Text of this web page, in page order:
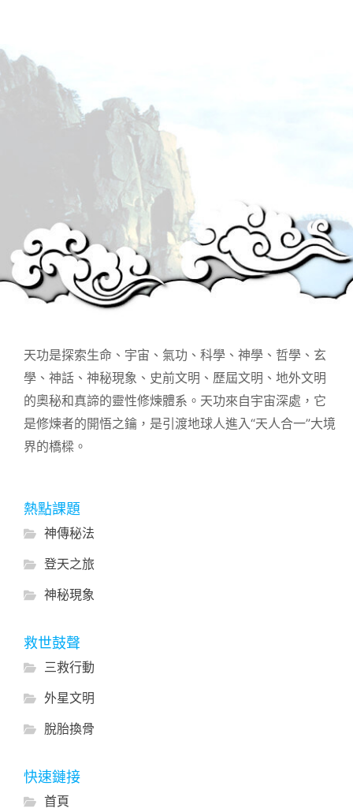
天功是探索生命、宇宙、氣功、科學、神學、哲學、玄
學、神話、神秘現象、史前文明、歷屆文明、地外文明
的奧秘和真諦的靈性修煉體系。天功來自宇宙深處，它
是修煉者的開悟之鑰，是引渡地球人進入“天人合一”大境
界的橋樑。
熱點課題
神傳秘法
登天之旅
神秘現象
救世鼓聲
三救行動
外星文明
脫胎換骨
快速鏈接
首頁